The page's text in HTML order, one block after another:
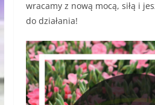
wracamy z nową mocą, siłą i
do działania!